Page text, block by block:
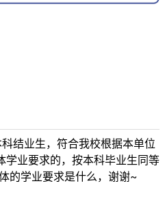
结业生，符合我校根据本单位
学业要求的，按本科毕业生同等
的学业要求是什么，谢谢~